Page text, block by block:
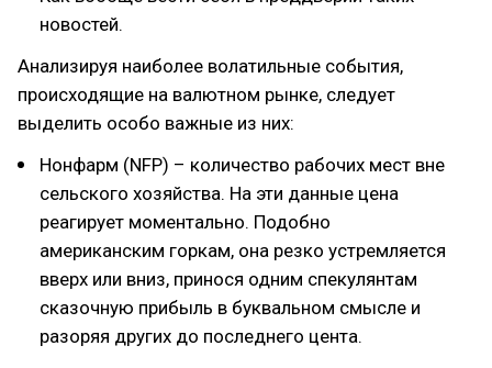
новостей.
Анализируя наиболее волатильные события,
происходящие на валютном рынке, следует
выделить особо важные из них:
Нонфарм (NFP) – количество рабочих мест вне
сельского хозяйства. На эти данные цена
реагирует моментально. Подобно
американским горкам, она резко устремляется
вверх или вниз, принося одним спекулянтам
сказочную прибыль в буквальном смысле и
разоряя других до последнего цента.